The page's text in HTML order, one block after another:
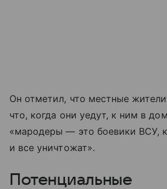
Он отметил, что местные
что, когда они уедут, к ним в
«мародеры — это боевики ВСУ,
и все уничтожат».
Потенциальные